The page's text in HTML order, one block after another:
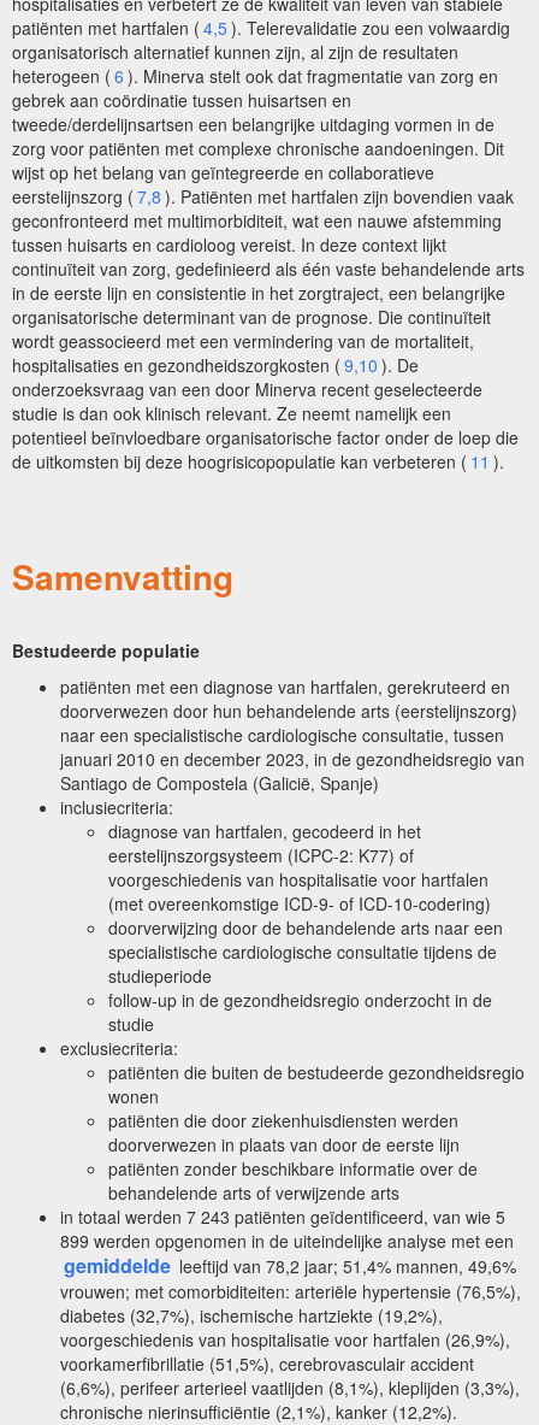
patiënten met hartfalen ( 4,5). Telerevalidatie zou een volwaardig
organisatorisch alternatief kunnen zijn, al zijn de resultaten
heterogeen ( 6 ). Minerva stelt ook dat fragmentatie van zorg en
gebrek aan coördinatie tussen huisartsen en
tweede/derdelijnsartsen een belangrijke uitdaging vormen in de
zorg voor patiënten met complexe chronische aandoeningen. Dit
wijst op het belang van geïntegreerde en collaboratieve
eerstelijnszorg ( 7,8 ). Patiënten met hartfalen zijn bovendien vaak
geconfronteerd met multimorbiditeit, wat een nauwe afstemming
tussen huisarts en cardioloog vereist. In deze context lijkt
continuïteit van zorg, gedefinieerd als één vaste behandelende arts
in de eerste lijn en consistentie in het zorgtraject, een belangrijke
organisatorische determinant van de prognose. Die continuïteit
wordt geassocieerd met een vermindering van de mortaliteit,
hospitalisaties en gezondheidszorgkosten ( 9,10 ). De
onderzoeksvraag van een door Minerva recent geselecteerde
studie is dan ook klinisch relevant. Ze neemt namelijk een
potentieel beïnvloedbare organisatorische factor onder de loep die
de uitkomsten bij deze hoogrisicopopulatie kan verbeteren ( 11 ).
Samenvatting
Bestudeerde populatie
patiënten met een diagnose van hartfalen, gerekruteerd en
doorverwezen door hun behandelende arts (eerstelijnszorg)
naar een specialistische cardiologische consultatie, tussen
januari 2010 en december 2023, in de gezondheidsregio van
Santiago de Compostela (Galicië, Spanje)
inclusiecriteria:
diagnose van hartfalen, gecodeerd in het
eerstelijnszorgsysteem (ICPC-2: K77) of
voorgeschiedenis van hospitalisatie voor hartfalen
(met overeenkomstige ICD-9- of ICD-10-codering)
doorverwijzing door de behandelende arts naar een
specialistische cardiologische consultatie tijdens de
studieperiode
follow-up in de gezondheidsregio onderzocht in de
studie
exclusiecriteria:
patiënten die buiten de bestudeerde gezondheidsregio
wonen
patiënten die door ziekenhuisdiensten werden
doorverwezen in plaats van door de eerste lijn
patiënten zonder beschikbare informatie over de
behandelende arts of verwijzende arts
in totaal werden 7 243 patiënten geïdentificeerd, van wie 5
899 werden opgenomen in de uiteindelijke analyse met een
gemiddelde leeftijd van 78,2 jaar; 51,4% mannen, 49,6%
vrouwen; met comorbiditeiten: arteriële hypertensie (76,5%),
diabetes (32,7%), ischemische hartziekte (19,2%),
voorgeschiedenis van hospitalisatie voor hartfalen (26,9%),
voorkamerfibrillatie (51,5%), cerebrovasculair accident
(6,6%), perifeer arterieel vaatlijden (8,1%), kleplijden (3,3%),
chronische nierinsufficiëntie (2,1%), kanker (12,2%).